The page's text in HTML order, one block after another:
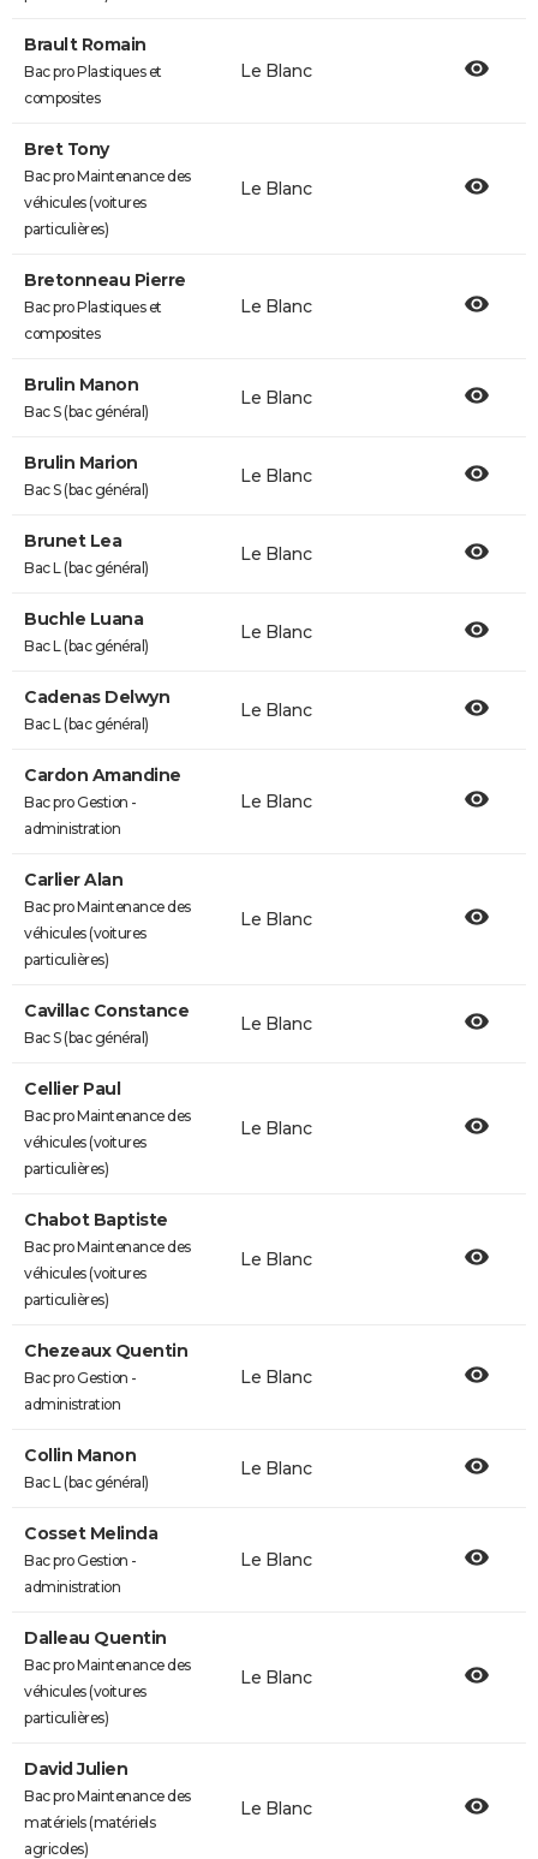
Brault Romain
Bac pro Plastiques et
composites
Le Blanc
Bret Tony
Bac pro Maintenance des
véhicules (voitures
particulières)
Le Blanc
Bretonneau Pierre
Bac pro Plastiques et
composites
Le Blanc
Brulin Manon
Bac S (bac général)
Le Blanc
Brulin Marion
Bac S (bac général)
Le Blanc
Brunet Lea
Bac L (bac général)
Le Blanc
Buchle Luana
Bac L (bac général)
Le Blanc
Cadenas Delwyn
Bac L (bac général)
Le Blanc
Cardon Amandine
Bac pro Gestion -
administration
Le Blanc
Carlier Alan
Bac pro Maintenance des
véhicules (voitures
particulières)
Le Blanc
Cavillac Constance
Bac S (bac général)
Le Blanc
Cellier Paul
Bac pro Maintenance des
véhicules (voitures
particulières)
Le Blanc
Chabot Baptiste
Bac pro Maintenance des
véhicules (voitures
particulières)
Le Blanc
Chezeaux Quentin
Bac pro Gestion -
administration
Le Blanc
Collin Manon
Bac L (bac général)
Le Blanc
Cosset Melinda
Bac pro Gestion -
administration
Le Blanc
Dalleau Quentin
Bac pro Maintenance des
véhicules (voitures
particulières)
Le Blanc
David Julien
Bac pro Maintenance des
matériels (matériels
agricoles)
Le Blanc